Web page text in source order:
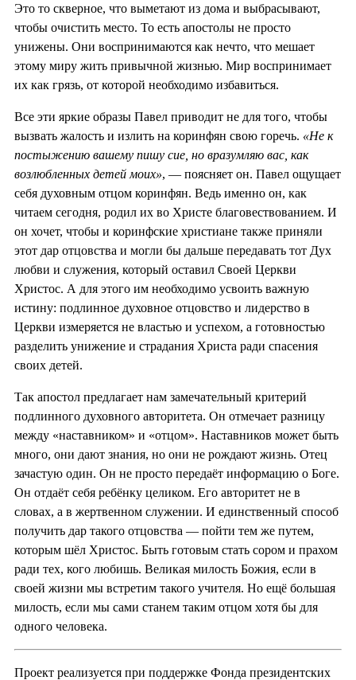
Это то скверное, что выметают из дома и выбрасывают,
чтобы очистить место. То есть апостолы не просто
унижены. Они воспринимаются как нечто, что мешает
этому миру жить привычной жизнью. Мир воспринимает
их как грязь, от которой необходимо избавиться.
Все эти яркие образы Павел приводит не для того, чтобы
вызвать жалость и излить на коринфян свою горечь. «Не к
постыжению вашему пишу сие, но вразумляю вас, как
возлюбленных детей моих», — поясняет он. Павел ощущает
себя духовным отцом коринфян. Ведь именно он, как
читаем сегодня, родил их во Христе благовествованием. И
он хочет, чтобы и коринфские христиане также приняли
этот дар отцовства и могли бы дальше передавать тот Дух
любви и служения, который оставил Своей Церкви
Христос. А для этого им необходимо усвоить важную
истину: подлинное духовное отцовство и лидерство в
Церкви измеряется не властью и успехом, а готовностью
разделить унижение и страдания Христа ради спасения
своих детей.
Так апостол предлагает нам замечательный критерий
подлинного духовного авторитета. Он отмечает разницу
между «наставником» и «отцом». Наставников может быть
много, они дают знания, но они не рождают жизнь. Отец
зачастую один. Он не просто передаёт информацию о Боге.
Он отдаёт себя ребёнку целиком. Его авторитет не в
словах, а в жертвенном служении. И единственный способ
получить дар такого отцовства — пойти тем же путем,
которым шёл Христос. Быть готовым стать сором и прахом
ради тех, кого любишь. Великая милость Божия, если в
своей жизни мы встретим такого учителя. Но ещё большая
милость, если мы сами станем таким отцом хотя бы для
одного человека.
Проект реализуется при поддержке Фонда президентских